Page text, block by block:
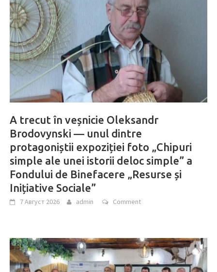
A trecut în veșnicie Oleksandr
Brodovynski — unul dintre
protagoniștii expoziției foto „Chipuri
simple ale unei istorii deloc simple” a
Fondului de Binefacere „Resurse și
Inițiative Sociale”
7 Август 2026 admin Comment